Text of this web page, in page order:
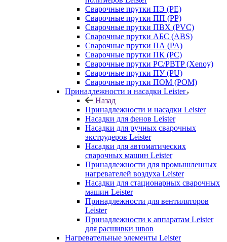
Сварочные прутки ПЭ (PE)
Сварочные прутки ПП (PP)
Сварочные прутки ПВХ (PVC)
Сварочные прутки АБС (ABS)
Сварочные прутки ПА (PA)
Сварочные прутки ПК (PC)
Сварочные прутки PC/PBTP (Xenoy)
Сварочные прутки ПУ (PU)
Сварочные прутки ПОМ (POM)
Принадлежности и насадки Leister
Назад
Принадлежности и насадки Leister
Насадки для фенов Leister
Насадки для ручных сварочных
экструдеров Leister
Насадки для автоматических
сварочных машин Leister
Принадлежности для промышленных
нагревателей воздуха Leister
Насадки для стационарных сварочных
машин Leister
Принадлежности для вентиляторов
Leister
Принадлежности к аппаратам Leister
для расшивки швов
Нагревательные элементы Leister